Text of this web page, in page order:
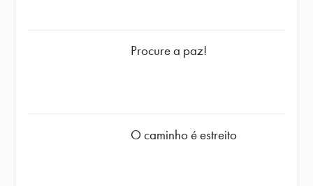
Procure a paz!
O caminho é estreito